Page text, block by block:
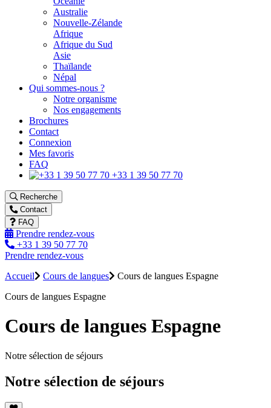
Australie
Nouvelle-Zélande
Afrique
Afrique du Sud
Asie
Thaïlande
Népal
Qui sommes-nous ?
Notre organisme
Nos engagements
Brochures
Contact
Connexion
Mes favoris
FAQ
+33 1 39 50 77 70
Recherche
Contact
FAQ
Prendre rendez-vous
+33 1 39 50 77 70
Prendre rendez-vous
Accueil
Cours de langues
Cours de langues Espagne
Cours de langues Espagne
Cours de langues Espagne
Notre sélection de séjours
Notre sélection de séjours